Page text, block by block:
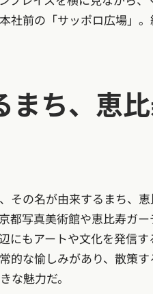
社前の「サッポロ広場」
まち、恵
その名が由来するまち、
都写真美術館や恵比寿ガ
にもアートや文化を発信
的な愉しみがあり、散策
な魅力だ。